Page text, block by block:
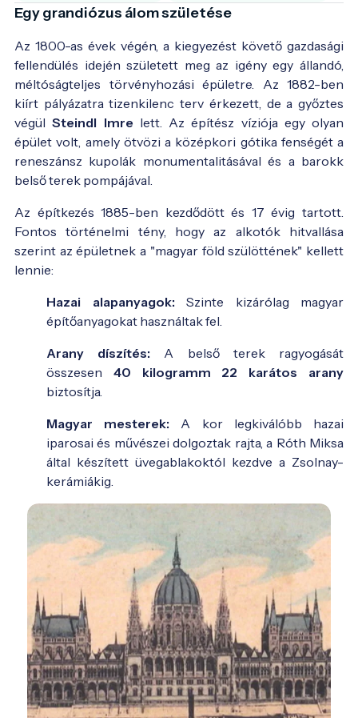
Egy grandiózus álom születése
Az 1800-as évek végén, a kiegyezést követő gazdasági
fellendülés idején született meg az igény egy állandó,
méltóságteljes törvényhozási épületre. Az 1882-ben
kiírt pályázatra tizenkilenc terv érkezett, de a győztes
végülSteindl Imre lett. Az építész víziója egy olyan
épület volt, amely ötvözi a középkori gótika fenségét a
reneszánsz kupolák monumentalitásával és a barokk
belső terek pompájával.
Az építkezés 1885-ben kezdődött és 17 évig tartott.
Fontos történelmi tény, hogy az alkotók hitvallása
szerint az épületnek a "magyar föld szülöttének" kellett
lennie:
Hazai alapanyagok: Szinte kizárólag magyar
építőanyagokat használtak fel.
Arany díszítés: A belső terek ragyogását
összesen 40 kilogramm 22 karátos arany
biztosítja.
Magyar mesterek: A kor legkiválóbb hazai
iparosai és művészei dolgoztak rajta, a Róth Miksa
által készített üvegablakoktól kezdve a Zsolnay-
kerámiákig.